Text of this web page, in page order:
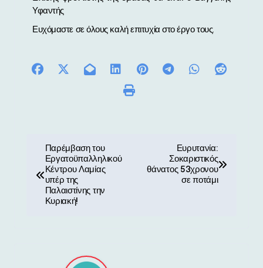
Υφαντής
Ευχόμαστε σε όλους καλή επιτυχία στο έργο τους.
Παρέμβαση του
Εργατοϋπαλληλικού
Κέντρου Λαμίας
υπέρ της
Παλαιστίνης την
Κυριακή!
Ευρυτανία:
Σοκαριστικός
θάνατος 53χρονου
σε ποτάμι